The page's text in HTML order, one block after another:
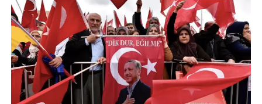
YAZMADAN EDEMEDIM
HABERLER / NEWS
twitterfacebook
instagram